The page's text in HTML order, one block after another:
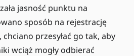
jasność punktu na
sposób na rejestrację
przesyłać go tak, aby
wciąż mogły odbierać